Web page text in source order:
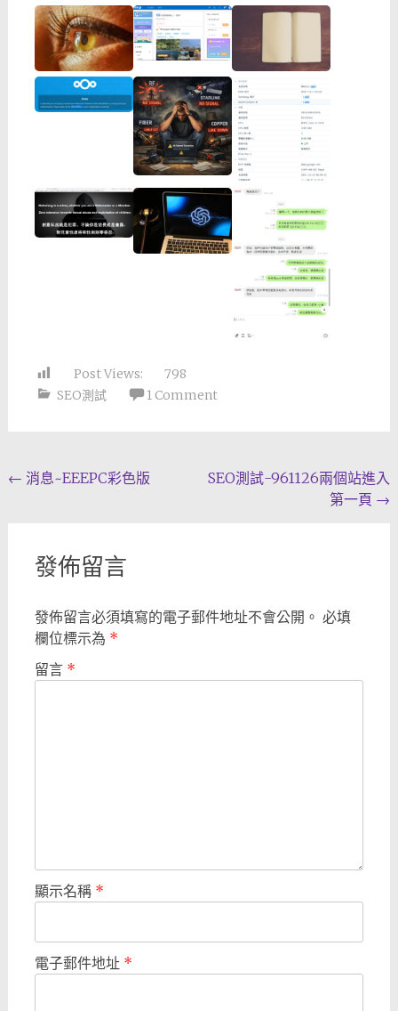
Post Views:
798
SEO測試
1 Comment
Post
← 消息~EEEPC彩色版
SEO測試-961126兩個站進入
第一頁 →
發佈留言
發佈留言必須填寫的電子郵件地址不會公開。 必填
欄位標示為 *
留言 *
顯示名稱 *
電子郵件地址 *